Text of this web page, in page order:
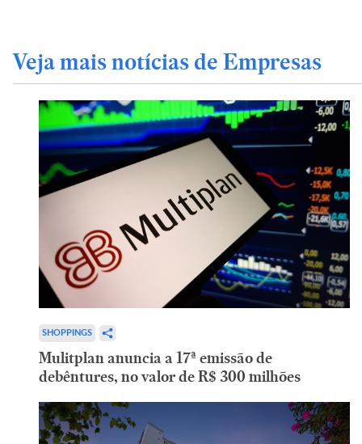
Veja mais notícias de Empresas
SHOPPINGS
Mulitplan anuncia a 17ª emissão de
debêntures, no valor de R$ 300 milhões